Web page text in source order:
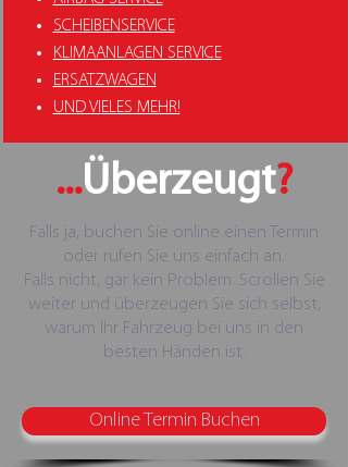
SCHEIBENSERVICE
KLIMAANLAGEN SERVICE
ERSATZWAGEN
UND VIELES MEHR!
...Überzeugt?
Falls ja, buchen Sie online einen Termin
oder rufen Sie uns einfach an.
Falls nicht, gar kein Problem. Scrollen Sie
weiter und überzeugen Sie sich selbst,
warum Ihr Fahrzeug bei uns in den
besten Händen ist.
Online Termin Buchen